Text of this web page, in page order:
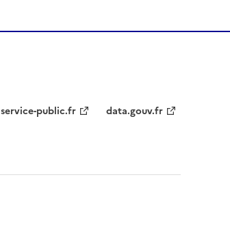
service-public.fr data.gouv.fr